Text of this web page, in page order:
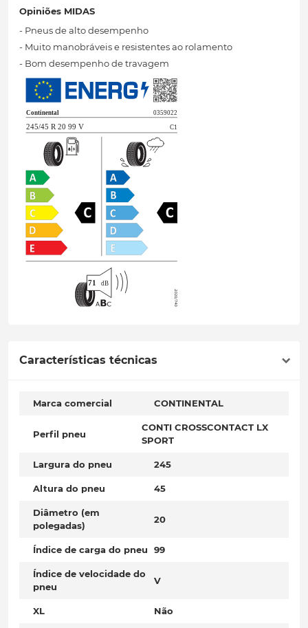
Opiniões MIDAS
- Pneus de alto desempenho
- Muito manobráveis ​​e resistentes ao rolamento
- Bom desempenho de travagem
Características técnicas
Marca comercial CONTINENTAL
Perfil pneu
CONTI CROSSCONTACT LX
SPORT
Largura do pneu 245
Altura do pneu 45
Diâmetro (em
polegadas)
20
Índice de carga do pneu 99
Índice de velocidade do
pneu
V
XL Não